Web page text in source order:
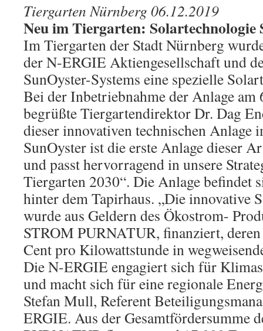
Tiergarten Nürnberg 06.12.2019
Neu im Tiergarten: Solartechnologie
Im Tiergarten der Stadt Nürnberg
der N-ERGIE Aktiengesellschaft und
SunOyster-Systems eine spezielle
Bei der Inbetriebnahme der Anlage am
begrüßte Tiergartendirektor Dr. Dag
dieser innovativen technischen Anlage
SunOyster ist die erste Anlage dieser
und passt hervorragend in unsere
Tiergarten 2030“. Die Anlage befindet
hinter dem Tapirhaus. „Die innovative
wurde aus Geldern des Ökostrom-
STROM PURNATUR, finanziert,
Cent pro Kilowattstunde in
Die N-ERGIE engagiert sich für
und macht sich für eine regionale
Stefan Mull, Referent
ERGIE. Aus der Gesamtfördersumme